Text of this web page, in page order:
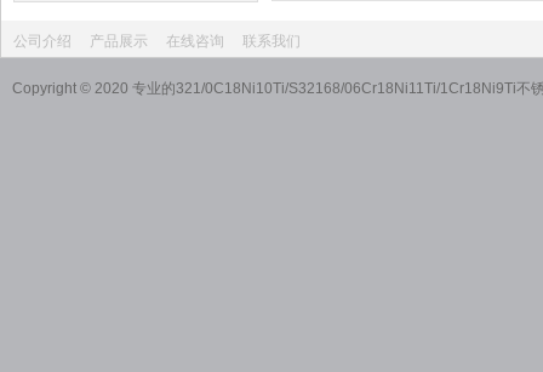
公司介绍 产品展示 在线咨询 联系我们
Copyright © 2020 专业的321/0C18Ni10Ti/S32168/06Cr18Ni11Ti/1Cr18Ni9Ti不